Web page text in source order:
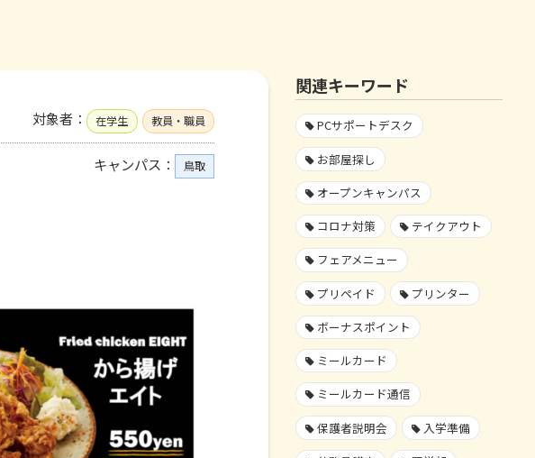
対象者： 在学生 教員・職員
キャンパス： 鳥取
関連キーワード
PCサポートデスク
お部屋探し
オープンキャンパス
コロナ対策
テイクアウト
フェアメニュー
プリペイド
プリンター
ボーナスポイント
ミールカード
ミールカード通信
保護者説明会
入学準備